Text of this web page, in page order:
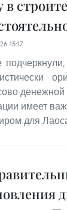
в
15:17
имеет
для